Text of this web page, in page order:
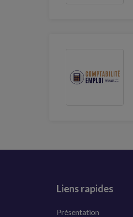
Liens rapides
Présentation